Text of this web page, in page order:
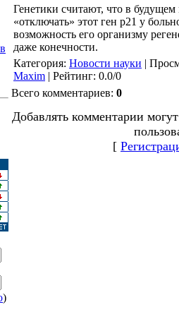
)
Генетики считают, что в
«отключать» этот ген р21 у
возможность его организму
даже конечности.
Категория: Новости науки |
Maxim | Рейтинг: 0.0/0
Всего комментариев: 0
Добавлять комментарии
[